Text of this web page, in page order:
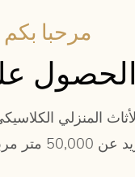
مرحبا بكم
الحصول